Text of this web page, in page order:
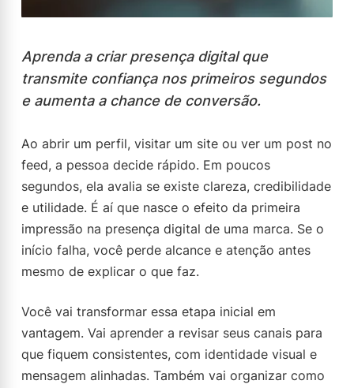
Aprenda a criar presença digital que
transmite confiança nos primeiros segundos
e aumenta a chance de conversão.
Ao abrir um perfil, visitar um site ou ver um post no
feed, a pessoa decide rápido. Em poucos
segundos, ela avalia se existe clareza, credibilidade
e utilidade. É aí que nasce o efeito da primeira
impressão na presença digital de uma marca. Se o
início falha, você perde alcance e atenção antes
mesmo de explicar o que faz.
Você vai transformar essa etapa inicial em
vantagem. Vai aprender a revisar seus canais para
que fiquem consistentes, com identidade visual e
mensagem alinhadas. Também vai organizar como